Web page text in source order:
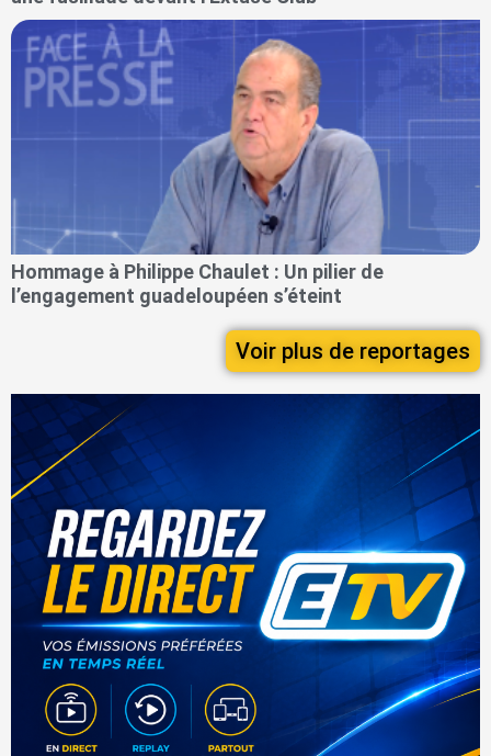
Hommage à Philippe Chaulet : Un pilier de
l’engagement guadeloupéen s’éteint
Voir plus de reportages